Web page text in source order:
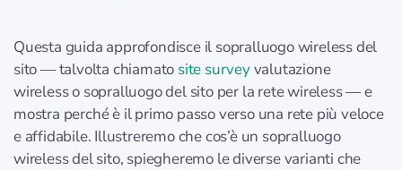
Questa guida approfondisce il sopralluogo wireless del
sito — talvolta chiamato site surveyvalutazione
wireless o sopralluogo del sito per la rete wireless — e
mostra perché è il primo passo verso una rete più veloce
e affidabile. Illustreremo che cos’è un sopralluogo
wireless del sito, spiegheremo le diverse varianti che